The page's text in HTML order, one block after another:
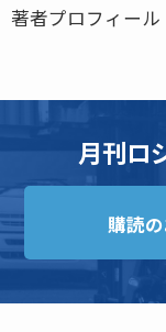
著者プロフィール
月刊ロ
購読